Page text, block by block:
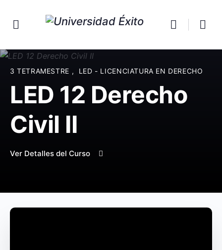
3 TETRAMESTRE , LED - LICENCIATURA EN DERECHO
LED 12 Derecho
Civil II
Ver Detalles del Curso